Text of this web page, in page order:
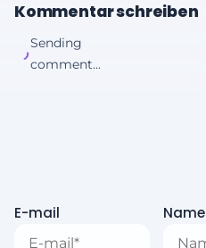
Kommentar schreiben
Sending
comment...
E-mail Name